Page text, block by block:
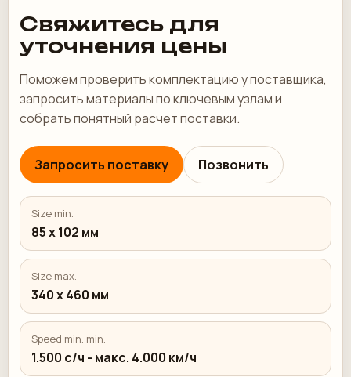
Свяжитесь для
уточнения цены
Поможем проверить комплектацию у поставщика,
запросить материалы по ключевым узлам и
собрать понятный расчет поставки.
Запросить поставку Позвонить
Size min.
85 х 102 мм
Size max.
340 х 460 мм
Speed min. min.
1.500 с/ч - макс. 4.000 км/ч